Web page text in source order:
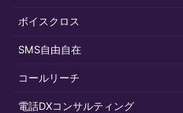
ボイスクロス
SMS自由自在
コールリーチ
電話DXコンサルティング